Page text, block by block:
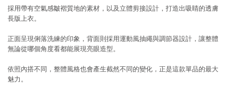
採用帶有空氣感皺褶質地的素材，以及立體剪接設計，打造出吸睛的透膚
長版上衣。
正面呈現俐落洗練的印象，背面則採用運動風抽繩與調節器設計，讓整體
無論從哪個角度看都能展現亮眼造型。
依照內搭不同，整體風格也會產生截然不同的變化，正是這款單品的最大
魅力。